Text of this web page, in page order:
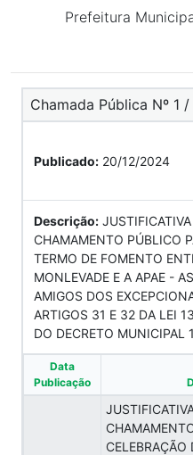
Prefeitura
Chamada Pública Nº 1
Publicado: 20/12/2024
Descrição:
CHAMAMENTO PÚBLICO
TERMO DE FOMENTO
MONLEVADE E A APAE -
AMIGOS DOS
ARTIGOS 31 E 32 DA LEI
DO DECRETO MUNICIPAL
Data
Publicação
CELEBRAÇÃO